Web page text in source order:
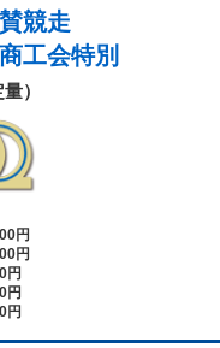
競走
工会特別
）
円
円
円
円
円